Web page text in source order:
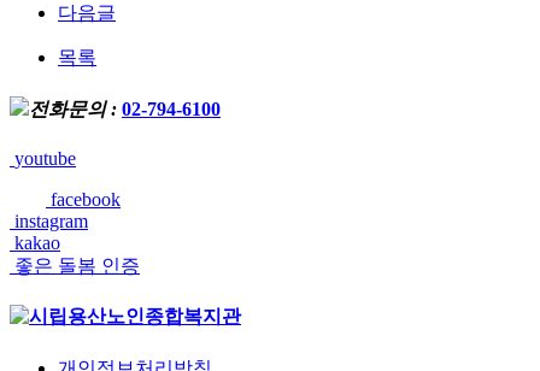
다음글
목록
전화문의 : 02-794-6100
youtube
facebook
instagram
kakao
좋은 돌봄 인증